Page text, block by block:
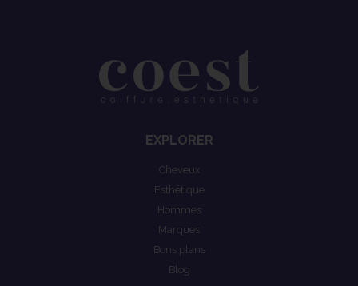
EXPLORER
Cheveux
Esthétique
Hommes
Marques
Bons plans
Blog